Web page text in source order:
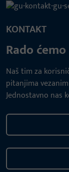
KONTAKT
Rado
Naš tim za
pitanjima
Jednostavno nas